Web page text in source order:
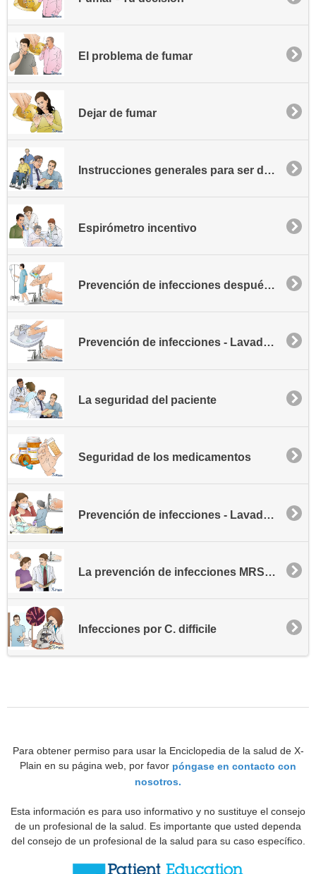
El problema de fumar
Dejar de fumar
Instrucciones generales para ser dado de alta
Espirómetro incentivo
Prevención de infecciones después de una cirugía
Prevención de infecciones - Lavado de manos
La seguridad del paciente
Seguridad de los medicamentos
Prevención de infecciones - Lavado de manos
La prevención de infecciones MRSA - Comunidad
Infecciones por C. difficile
Para obtener permiso para usar la Enciclopedia de la salud de X-
Plain en su página web, por favor póngase en contacto con
nosotros.
Esta información es para uso informativo y no sustituye el consejo
de un profesional de la salud. Es importante que usted dependa
del consejo de un profesional de la salud para su caso específico.